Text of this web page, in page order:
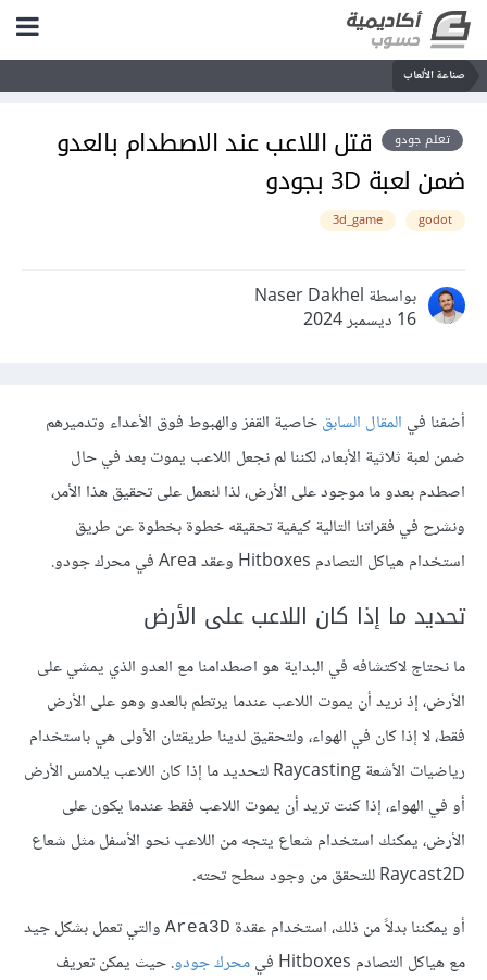
صناعة الألعاب
تعلم جودو
قتل اللاعب عند الاصطدام بالعدو
ضمن لعبة 3D بجودو
godot
3d_game
بواسطة Naser Dakhel
16 ديسمبر 2024
أضفنا في المقال السابقخاصية القفز والهبوط فوق الأعداء وتدميرهم
ضمن لعبة ثلاثية الأبعاد، لكننا لم نجعل اللاعب يموت بعد في حال
اصطدم بعدو ما موجود على الأرض، لذا لنعمل على تحقيق هذا الأمر،
ونشرح في فقراتنا التالية كيفية تحقيقه خطوة بخطوة عن طريق
استخدام هياكل التصادم Hitboxes وعقد Area في محرك جودو.
تحديد ما إذا كان اللاعب على الأرض
ما نحتاج لاكتشافه في البداية هو اصطدامنا مع العدو الذي يمشي على
الأرض، إذ نريد أن يموت اللاعب عندما يرتطم بالعدو وهو على الأرض
فقط، لا إذا كان في الهواء، ولتحقيق لدينا طريقتان الأولى هي باستخدام
رياضيات الأشعة Raycasting لتحديد ما إذا كان اللاعب يلامس الأرض
أو في الهواء، إذا كنت تريد أن يموت اللاعب فقط عندما يكون على
الأرض، يمكنك استخدام شعاع يتجه من اللاعب نحو الأسفل مثل شعاع
Raycast2D للتحقق من وجود سطح تحته.
أو يمكننا بدلاً من ذلك، استخدام عقدة Area3D والتي تعمل بشكل جيد
مع هياكل التصادم Hitboxes في
محرك جودو. حيث يمكن تعريف